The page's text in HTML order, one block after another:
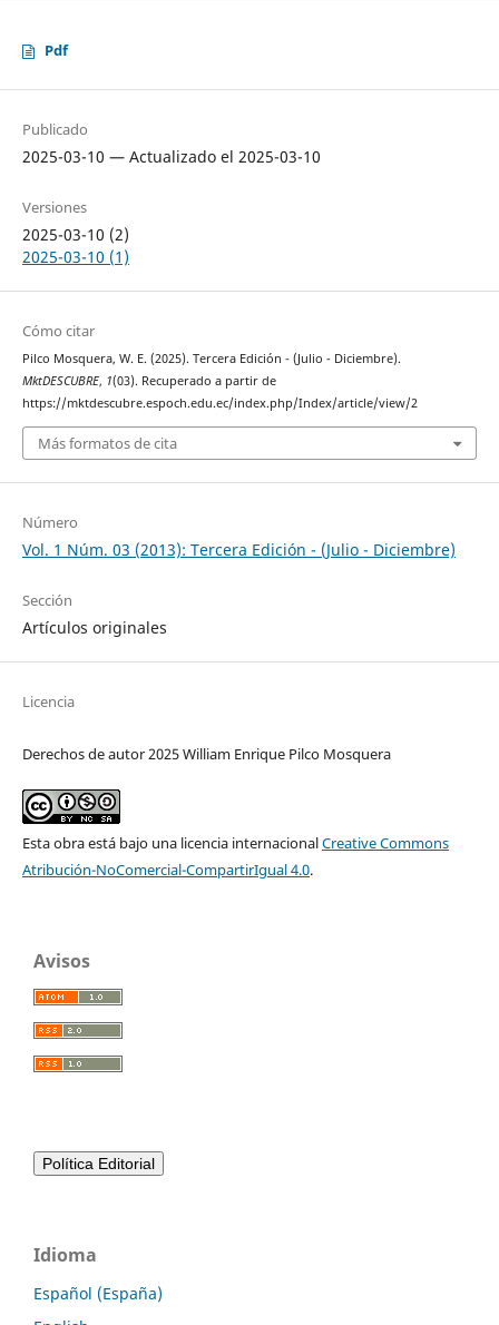
Pdf
Publicado
2025-03-10 — Actualizado el 2025-03-10
Versiones
2025-03-10 (2)
2025-03-10 (1)
Cómo citar
Pilco Mosquera, W. E. (2025). Tercera Edición - (Julio - Diciembre).
MktDESCUBRE, 1(03). Recuperado a partir de
https://mktdescubre.espoch.edu.ec/index.php/Index/article/view/2
Más formatos de cita
Número
Vol. 1 Núm. 03 (2013): Tercera Edición - (Julio - Diciembre)
Sección
Artículos originales
Licencia
Derechos de autor 2025 William Enrique Pilco Mosquera
Esta obra está bajo una licencia internacionalCreative Commons
Atribución-NoComercial-CompartirIgual 4.0.
Avisos
Idioma
Español (España)